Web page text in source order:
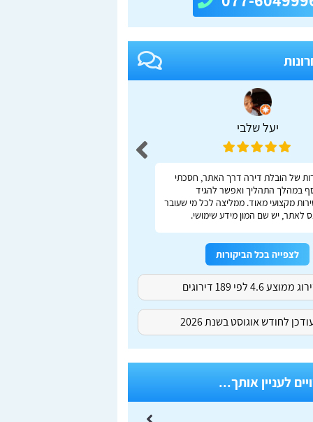
יעל שלבי
של הובלת דירה דרך האתר, חסכתי
במהלך התהליך ואפשר להגיד
מקצועי מאוד. ממליצה לכל מי שעובר
לאתר, יש שם המון מידע שימושי.
לצפייה בכל הביקורות
ממוצע 4.6 לפי 189 דירוגים
לחודש אוגוסט בשנת 2026
לעניין אותך...